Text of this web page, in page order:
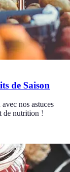
de Saison
nos astuces
de nutrition !